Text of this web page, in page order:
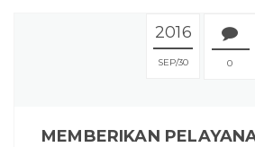
2016
SEP 30 0
MEMBERIKAN